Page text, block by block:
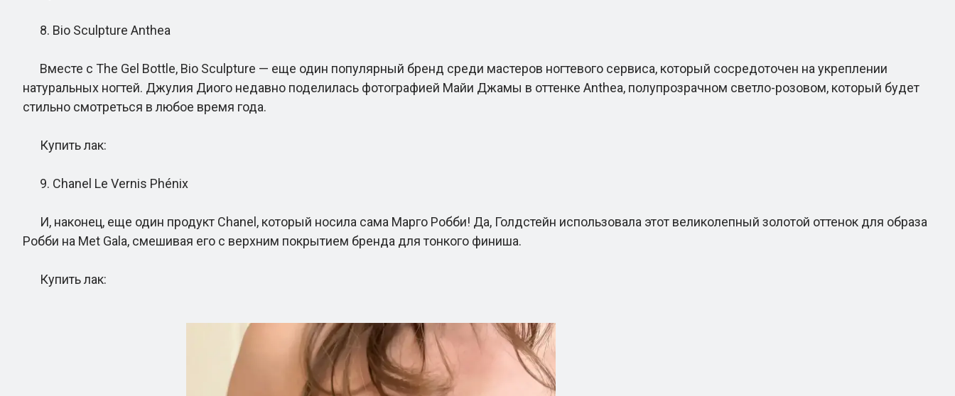
8. Bio Sculpture Anthea
Вместе с The Gel Bottle, Bio Sculpture — еще один популярный бренд среди мастеров ногтевого сервиса, который сосредоточен на укреплении
натуральных ногтей. Джулия Диого недавно поделилась фотографией Майи Джамы в оттенке Anthea, полупрозрачном светло-розовом, который будет
стильно смотреться в любое время года.
Купить лак:
9. Chanel Le Vernis Phénix
И, наконец, еще один продукт Chanel, который носила сама Марго Робби! Да, Голдстейн использовала этот великолепный золотой оттенок для образа
Робби на Met Gala, смешивая его с верхним покрытием бренда для тонкого финиша.
Купить лак: